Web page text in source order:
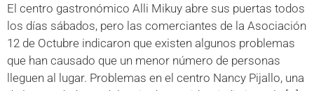
El centro gastronómico Alli Mikuy abre sus puertas todos
los días sábados, pero las comerciantes de la Asociación
12 de Octubre indicaron que existen algunos problemas
que han causado que un menor número de personas
lleguen al lugar. Problemas en el centro Nancy Pijallo, una